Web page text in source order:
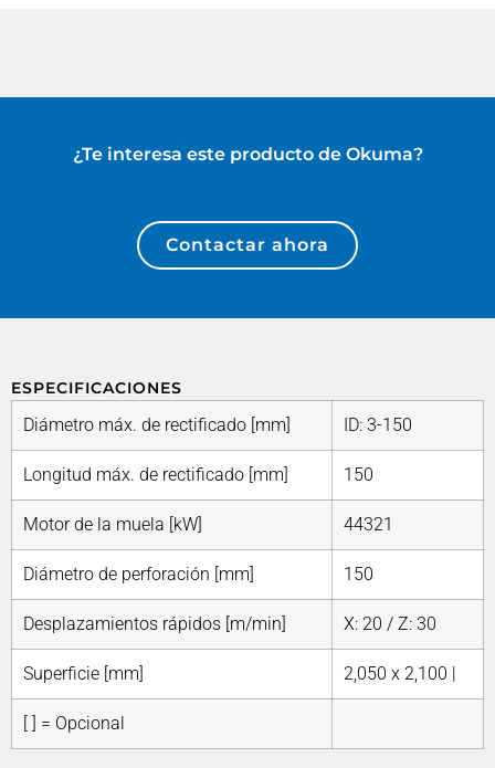
¿Te interesa este producto de Okuma?
Contactar ahora
ESPECIFICACIONES
Diámetro máx. de rectificado [mm] ID: 3-150
Longitud máx. de rectificado [mm] 150
Motor de la muela [kW] 44321
Diámetro de perforación [mm] 150
Desplazamientos rápidos [m/min] X: 20 / Z: 30
Superficie [mm] 2,050 x 2,100 |
[ ] = Opcional